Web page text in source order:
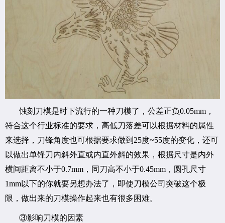
蚀刻刀模是时下流行的一种刀模了，公差正负0.05mm，
符合这个行业标准的要求，高低刀落差可以根据材料的属性
来选择，刀锋角度也可根据要求做到25度~55度的变化，还可
以做出单锋刀内斜外直或内直外斜的效果，根据尺寸是内外
横间距离不小于0.7mm，同刀高不小于0.45mm，圆孔尺寸
1mm以下的你就要另想办法了，即使刀模公司突破这个极
限，做出来的刀模操作起来也有很多困难。
③影响刀模的因素